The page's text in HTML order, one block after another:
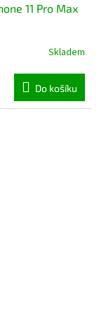
11 Pro Max
Skladem
Do košíku